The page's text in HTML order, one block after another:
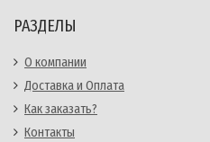
РАЗДЕЛЫ
О компании
Доставка и Оплата
Как заказать?
Контакты